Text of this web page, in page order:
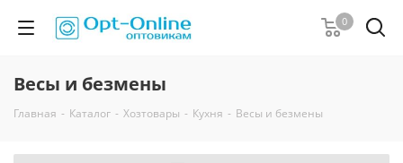
0
Весы и безмены
Главная - Каталог - Хозтовары - Кухня - Весы и безмены